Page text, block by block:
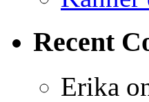
Recent
Erika